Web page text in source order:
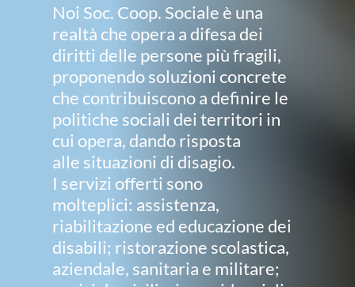
Noi Soc. Coop. Sociale è una
realtà che opera a difesa dei
diritti delle persone più fragili,
proponendo soluzioni concrete
che contribuiscono a definire le
politiche sociali dei territori in
cui opera, dando risposta
alle situazioni di disagio.
I servizi offerti sono
molteplici: assistenza,
riabilitazione ed educazione dei
disabili; ristorazione scolastica,
aziendale, sanitaria e militare;